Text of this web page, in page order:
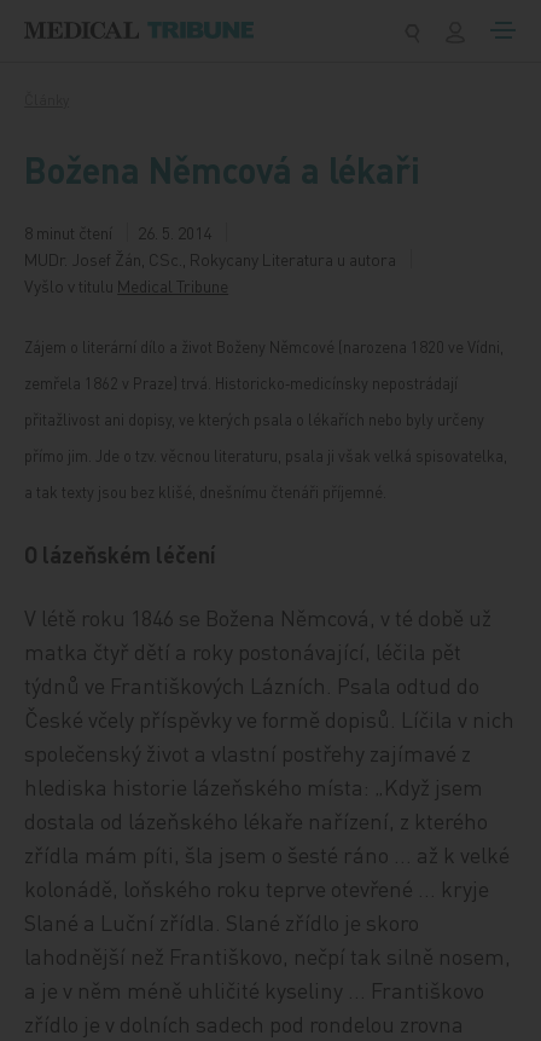
Božena Němcová a lékaři
8 minut čtení
26. 5. 2014
MUDr. Josef Žán, CSc., Rokycany Literatura u autora
Vyšlo v titulu Medical Tribune
Zájem o literární dílo a život Boženy Němcové (narozena 1820 ve Vídni,
zemřela 1862 v Praze) trvá. Historicko‑medicínsky nepostrádají
přitažlivost ani dopisy, ve kterých psala o lékařích nebo byly určeny
přímo jim. Jde o tzv. věcnou literaturu, psala ji však velká spisovatelka,
a tak texty jsou bez klišé, dnešnímu čtenáři příjemné.
O lázeňském léčení
V létě roku 1846 se Božena Němcová, v té době už
matka čtyř dětí a roky postonávající, léčila pět
týdnů ve Františkových Lázních. Psala odtud do
České včely příspěvky ve formě dopisů. Líčila v nich
společenský život a vlastní postřehy zajímavé z
hlediska historie lázeňského místa: „Když jsem
dostala od lázeňského lékaře nařízení, z kterého
zřídla mám píti, šla jsem o šesté ráno … až k velké
kolonádě, loňského roku teprve otevřené … kryje
Slané a Luční zřídla. Slané zřídlo je skoro
lahodnější než Františkovo, nečpí tak silně nosem,
a je v něm méně uhličité kyseliny … Františkovo
zřídlo je v dolních sadech pod rondelou zrovna